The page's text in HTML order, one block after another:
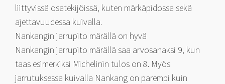
liittyvissä osatekijöissä, kuten märkäpidossa sekä
ajettavuudessa kuivalla.
Nankangin jarrupito märällä on hyvä
Nankangin jarrupito märällä saa arvosanaksi 9, kun
taas esimerkiksi Michelinin tulos on 8. Myös
jarrutuksessa kuivalla Nankang on parempi kuin